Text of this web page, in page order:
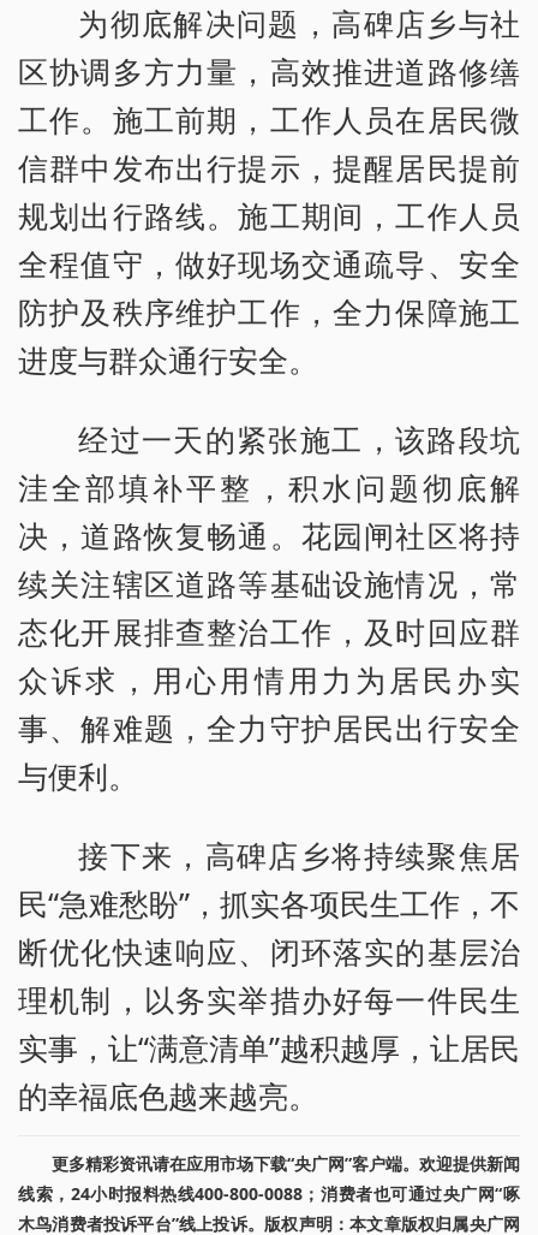
为彻底解决问题，高碑店乡与社
区协调多方力量，高效推进道路修缮
工作。施工前期，工作人员在居民微
信群中发布出行提示，提醒居民提前
规划出行路线。施工期间，工作人员
全程值守，做好现场交通疏导、安全
防护及秩序维护工作，全力保障施工
进度与群众通行安全。
经过一天的紧张施工，该路段坑
洼全部填补平整，积水问题彻底解
决，道路恢复畅通。花园闸社区将持
续关注辖区道路等基础设施情况，常
态化开展排查整治工作，及时回应群
众诉求，用心用情用力为居民办实
事、解难题，全力守护居民出行安全
与便利。
接下来，高碑店乡将持续聚焦居
民“急难愁盼”，抓实各项民生工作，不
断优化快速响应、闭环落实的基层治
理机制，以务实举措办好每一件民生
实事，让“满意清单”越积越厚，让居民
的幸福底色越来越亮。
更多精彩资讯请在应用市场下载“央广网”客户端。欢迎提供新闻
线索，24小时报料热线400-800-0088；消费者也可通过央广网“啄
木鸟消费者投诉平台”线上投诉。版权声明：本文章版权归属央广网